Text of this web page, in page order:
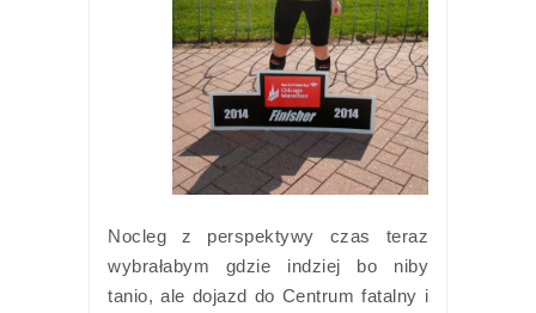
Nocleg z perspektywy czas teraz
wybrałabym gdzie indziej bo niby
tanio, ale dojazd do Centrum fatalny i